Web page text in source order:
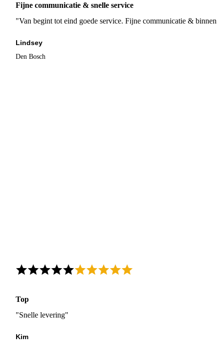
Fijne communicatie & snelle service
"Van begint tot eind goede service. Fijne communicatie &
Lindsey
Den Bosch
Top
"Snelle levering"
Kim